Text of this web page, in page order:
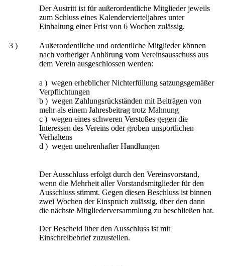
Der Austritt ist für außerordentliche Mitglieder jeweils
zum Schluss eines Kalendervierteljahres unter
Einhaltung einer Frist von 6 Wochen zulässig.
3 )
Außerordentliche und ordentliche Mitglieder können
nach vorheriger Anhörung vom Vereinsausschuss aus
dem Verein ausgeschlossen werden:
a ) wegen erheblicher Nichterfüllung satzungsgemäßer
Verpflichtungen
b ) wegen Zahlungsrückständen mit Beiträgen von
mehr als einem Jahresbeitrag trotz Mahnung
c ) wegen eines schweren Verstoßes gegen die
Interessen des Vereins oder groben unsportlichen
Verhaltens
d ) wegen unehrenhafter Handlungen
Der Ausschluss erfolgt durch den Vereinsvorstand,
wenn die Mehrheit aller Vorstandsmitglieder für den
Ausschluss stimmt. Gegen diesen Beschluss ist binnen
zwei Wochen der Einspruch zulässig, über den dann
die nächste Mitgliederversammlung zu beschließen hat.
Der Bescheid über den Ausschluss ist mit
Einschreibebrief zuzustellen.